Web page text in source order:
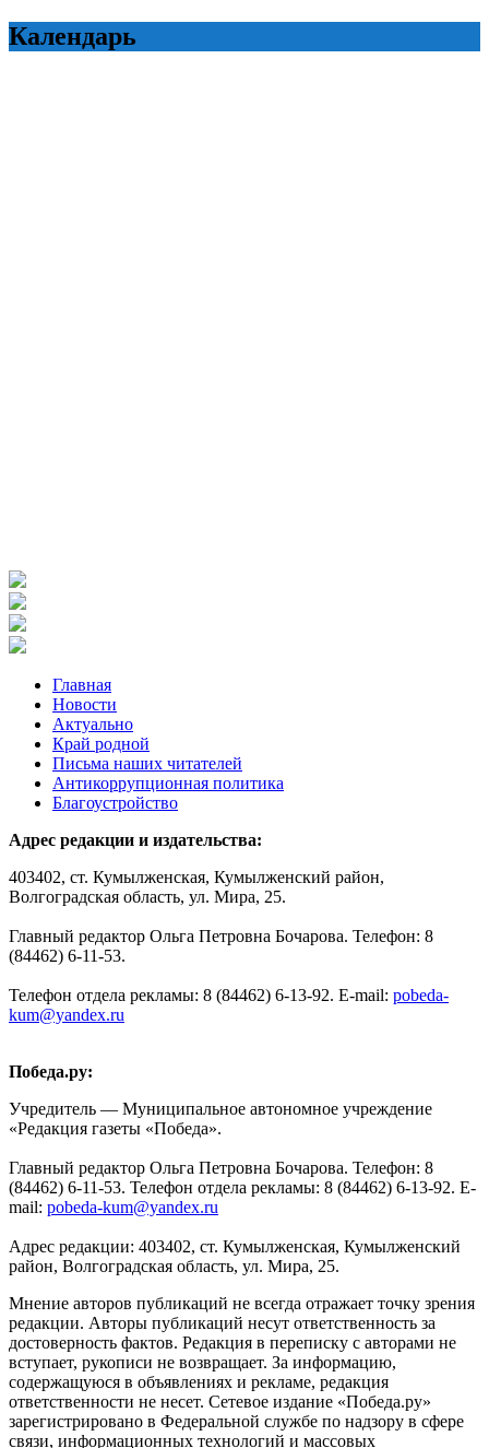
Календарь
Главная
Новости
Актуально
Край родной
Письма наших читателей
Антикоррупционная политика
Благоустройство
Адрес редакции и издательства:
403402, ст. Кумылженская, Кумылженский район,
Волгоградская область, ул. Мира, 25.
Главный редактор Ольга Петровна Бочарова. Телефон: 8
(84462) 6-11-53.
Телефон отдела рекламы: 8 (84462) 6-13-92. E-mail: pobeda-
kum@yandex.ru
Победа.ру:
Учредитель — Муниципальное автономное учреждение
«Редакция газеты «Победа».
Главный редактор Ольга Петровна Бочарова. Телефон: 8
(84462) 6-11-53. Телефон отдела рекламы: 8 (84462) 6-13-92. E-
mail: pobeda-kum@yandex.ru
Адрес редакции: 403402, ст. Кумылженская, Кумылженский
район, Волгоградская область, ул. Мира, 25.
Мнение авторов публикаций не всегда отражает точку зрения
редакции. Авторы публикаций несут ответственность за
достоверность фактов. Редакция в переписку с авторами не
вступает, рукописи не возвращает. За информацию,
содержащуюся в объявлениях и рекламе, редакция
ответственности не несет. Сетевое издание «Победа.ру»
зарегистрировано в Федеральной службе по надзору в сфере
связи, информационных технологий и массовых